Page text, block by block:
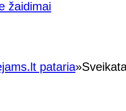
žaidimai
pataria»